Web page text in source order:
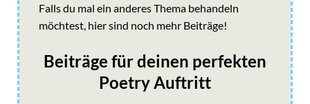
Falls du mal ein anderes Thema behandeln
möchtest, hier sind noch mehr Beiträge!
Beiträge für deinen perfekten
Poetry Auftritt